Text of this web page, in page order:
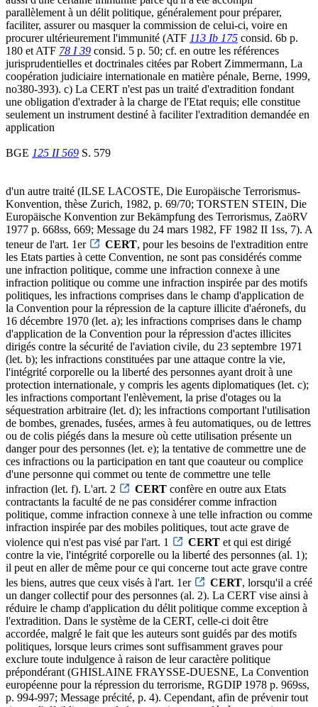
parallèlement à un délit politique, généralement pour préparer,
faciliter, assurer ou masquer la commission de celui-ci, voire en
procurer ultérieurement l'immunité (ATF 113 Ib 175 consid. 6b p.
180 et ATF 78 I 39 consid. 5 p. 50; cf. en outre les références
jurisprudentielles et doctrinales citées par Robert Zimmermann, La
coopération judiciaire internationale en matière pénale, Berne, 1999,
no380-393). c) La CERT n'est pas un traité d'extradition fondant
une obligation d'extrader à la charge de l'Etat requis; elle constitue
seulement un instrument destiné à faciliter l'extradition demandée en
application
BGE 125 II 569 S. 579
d'un autre traité (ILSE LACOSTE, Die Europäische Terrorismus-
Konvention, thèse Zurich, 1982, p. 69/70; TORSTEN STEIN, Die
Europäische Konvention zur Bekämpfung des Terrorismus, ZaöRV
1977 p. 668ss, 669; Message du 24 mars 1982, FF 1982 II 1ss, 7). A
teneur de l'art. 1er
CERT, pour les besoins de l'extradition entre
les Etats parties à cette Convention, ne sont pas considérés comme
une infraction politique, comme une infraction connexe à une
infraction politique ou comme une infraction inspirée par des motifs
politiques, les infractions comprises dans le champ d'application de
la Convention pour la répression de la capture illicite d'aéronefs, du
16 décembre 1970 (let. a); les infractions comprises dans le champ
d'application de la Convention pour la répression d'actes illicites
dirigés contre la sécurité de l'aviation civile, du 23 septembre 1971
(let. b); les infractions constituées par une attaque contre la vie,
l'intégrité corporelle ou la liberté des personnes ayant droit à une
protection internationale, y compris les agents diplomatiques (let. c);
les infractions comportant l'enlèvement, la prise d'otages ou la
séquestration arbitraire (let. d); les infractions comportant l'utilisation
de bombes, grenades, fusées, armes à feu automatiques, ou de lettres
ou de colis piégés dans la mesure où cette utilisation présente un
danger pour des personnes (let. e); la tentative de commettre une de
ces infractions ou la participation en tant que coauteur ou complice
d'une personne qui commet ou tente de commettre une telle
infraction (let. f). L'art. 2
CERT confère en outre aux Etats
contractants la faculté de ne pas considérer comme infraction
politique, comme infraction connexe à une telle infraction ou comme
infraction inspirée par des mobiles politiques, tout acte grave de
violence qui n'est pas visé par l'art. 1
CERT et qui est dirigé
contre la vie, l'intégrité corporelle ou la liberté des personnes (al. 1);
il peut en aller de même pour ce qui concerne tout acte grave contre
les biens, autres que ceux visés à l'art. 1er
CERT, lorsqu'il a créé
un danger collectif pour des personnes (al. 2). La CERT vise ainsi à
réduire le champ d'application du délit politique comme exception à
l'extradition. Dans le système de la CERT, celle-ci doit être
accordée, malgré le fait que les auteurs sont guidés par des motifs
politiques, lorsque leurs crimes sont suffisamment graves pour
exclure toute indulgence à raison de leur caractère politique
prépondérant (GHISLAINE FRAYSSE-DUESNE, La Convention
européenne pour la répression du terrorisme, RGDIP 1978 p. 969ss,
p. 994-997; Message précité, p. 4). Cependant, afin de prévenir tout